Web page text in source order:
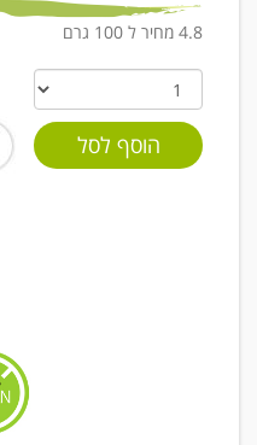
4.8 מחיר ל 100 גרם